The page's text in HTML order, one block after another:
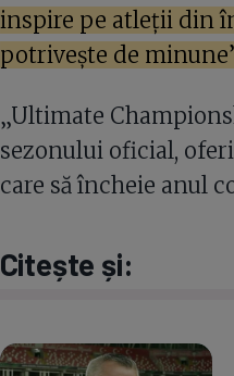
inspire pe atleții din
potrivește de
„Ultimate
sezonului oficial,
care să încheie anul
Citește și: